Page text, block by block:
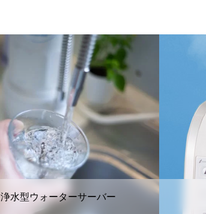
浄水型ウォーターサーバー